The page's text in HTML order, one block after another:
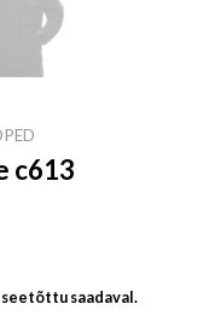
c613
saadaval.